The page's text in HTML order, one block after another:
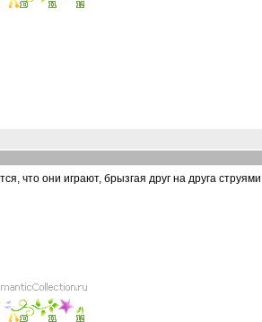
что они играют, брызгая друг на друга